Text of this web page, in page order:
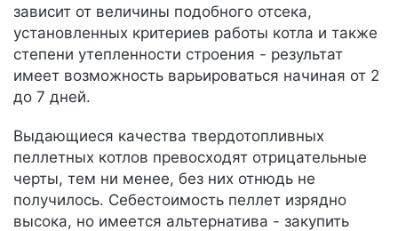
зависит от величины подобного отсека,
установленных критериев работы котла и также
степени утепленности строения - результат
имеет возможность варьироваться начиная от 2
до 7 дней.
Выдающиеся качества твердотопливных
пеллетных котлов превосходят отрицательные
черты, тем ни менее, без них отнюдь не
получилось. Себестоимость пеллет изрядно
высока, но имеется альтернатива - закупить